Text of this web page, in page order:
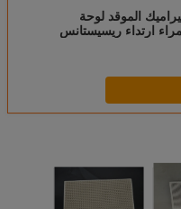
الموقد لوحة
ارتداء ريسيستانس